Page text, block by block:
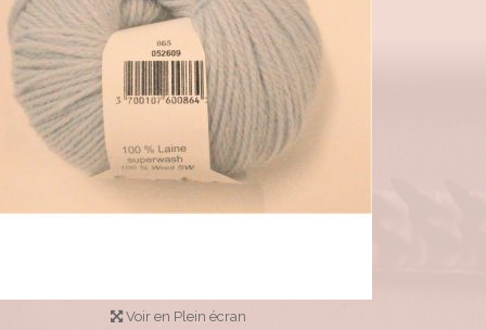
Voir en Plein écran